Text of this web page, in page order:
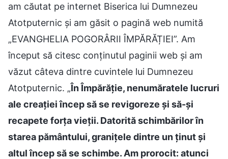
am căutat pe internet Biserica lui Dumnezeu
Atotputernic și am găsit o pagină web numită
„EVANGHELIA POGORÂRII ÎMPĂRĂȚIEI”. Am
început să citesc conținutul paginii web și am
văzut câteva dintre cuvintele lui Dumnezeu
Atotputernic. „În Împărăție, nenumăratele lucruri
ale creației încep să se revigoreze și să-și
recapete forța vieții. Datorită schimbărilor în
starea pământului, granițele dintre un ținut și
altul încep să se schimbe. Am prorocit: atunci